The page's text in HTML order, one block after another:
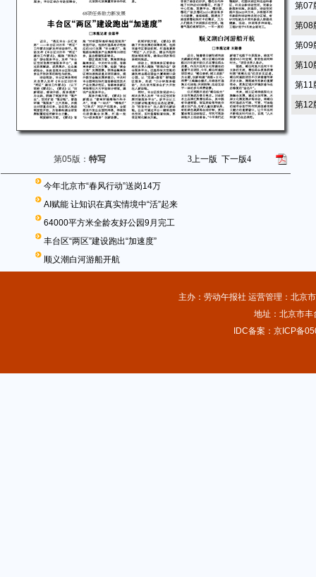
第05版： 特写 3上一版 下一版4
今年北京市“春风行动”送岗14万
AI赋能 让知识在真实情境中“活”起来
64000平方米全龄友好公园9月完工
丰台区“两区”建设跑出“加速度”
顺义潮白河游船开航
第07
第08
第09
第10
第11
第12
主办：劳动午报社 运营管理：北京
地址：北京市
IDC备案：京ICP备